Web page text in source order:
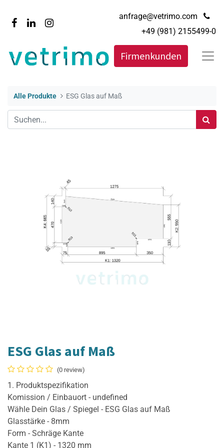
anfrage@vetrimo.com
+49 (981) 2155499-0
Firmenkunden
Alle Produkte ESG Glas auf Maß
ESG Glas auf Maß
(0 review)
1. Produktspezifikation
Komission / Einbauort - undefined
Wähle Dein Glas / Spiegel - ESG Glas auf Maß
Glasstärke - 8mm
Form - Schräge Kante
Kante 1 (K1) - 1320 mm